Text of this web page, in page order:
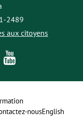
2489
aux citoyens
Follow
Instagram
to
our
YouTube
nousEnglish